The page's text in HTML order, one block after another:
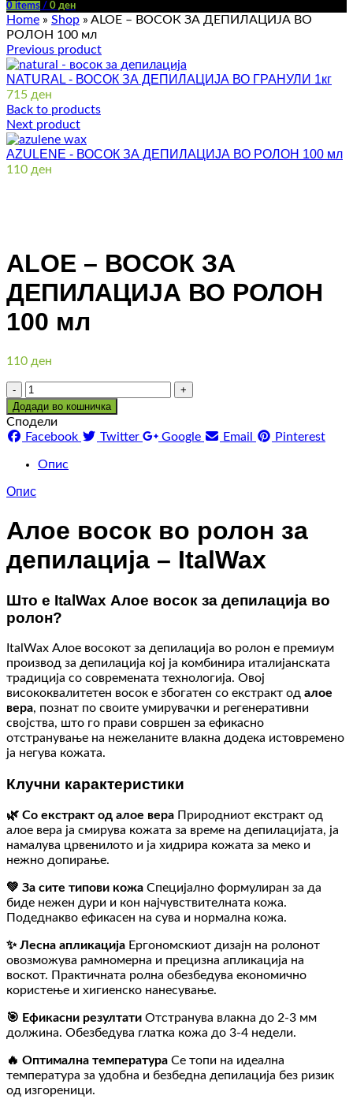
0 items / 0 ден
Home » Shop » ALOE – ВОСОК ЗА ДЕПИЛАЦИЈА ВО
РОЛОН 100 мл
Previous product
NATURAL - ВОСОК ЗА ДЕПИЛАЦИЈА ВО ГРАНУЛИ 1кг
715 ден
Back to products
Next product
AZULENE - ВОСОК ЗА ДЕПИЛАЦИЈА ВО РОЛОН 100 мл
110 ден
ALOE – ВОСОК ЗА
ДЕПИЛАЦИЈА ВО РОЛОН
100 мл
110 ден
Количина
Додади во кошничка
Сподели
Facebook
Twitter Google Email Pinterest
Опис
Опис
Алое восок во ролон за
депилација – ItalWax
Што е ItalWax Алое восок за депилација во
ролон?
ItalWax Алое восокот за депилација во ролон е премиум
производ за депилација кој ја комбинира италијанската
традиција со современата технологија. Овој
висококвалитетен восок е збогатен со екстракт од алое
вера, познат по своите умирувачки и регенеративни
својства, што го прави совршен за ефикасно
отстранување на нежеланите влакна додека истовремено
ја негува кожата.
Клучни карактеристики
🌿 Со екстракт од алое вера Природниот екстракт од
алое вера ја смирува кожата за време на депилацијата, ја
намалува црвенилото и ја хидрира кожата за меко и
нежно допирање.
💚 За сите типови кожа Специјално формулиран за да
биде нежен дури и кон најчувствителната кожа.
Подеднакво ефикасен на сува и нормална кожа.
✨ Лесна апликација Ергономскиот дизајн на ролонот
овозможува рамномерна и прецизна апликација на
воскот. Практичната ролна обезбедува економично
користење и хигиенско нанесување.
🎯 Ефикасни резултати Отстранува влакна до 2-3 мм
должина. Обезбедува глатка кожа до 3-4 недели.
🔥 Оптимална температура Се топи на идеална
температура за удобна и безбедна депилација без ризик
од изгореници.